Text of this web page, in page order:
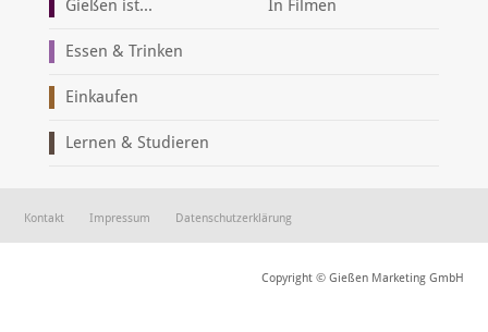
Gießen ist... In Filmen
Essen & Trinken
Einkaufen
Lernen & Studieren
Kontakt Impressum Datenschutzerklärung
Copyright © Gießen Marketing GmbH